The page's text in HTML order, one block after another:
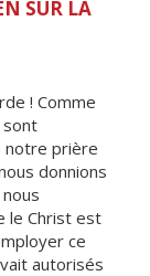
SUR LA
! Comme
sont
notre prière
donnions
le Christ est
ce
autorisés